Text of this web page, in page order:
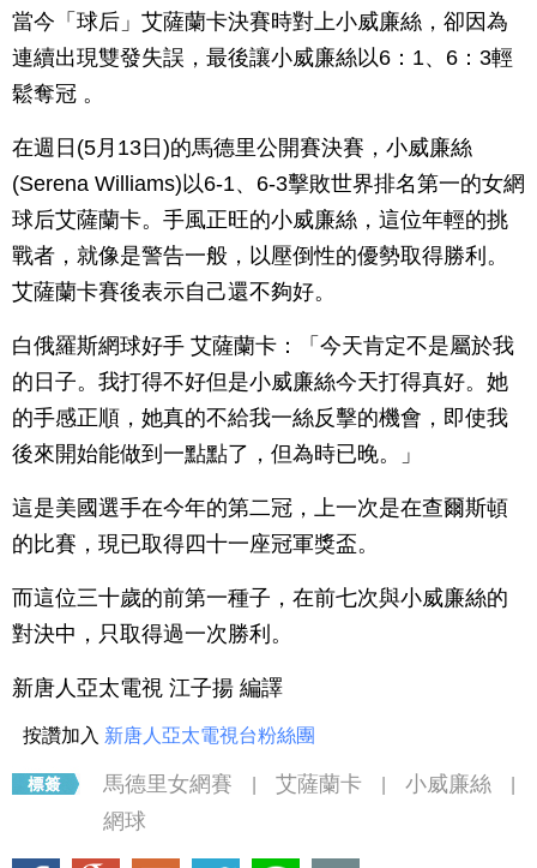
當今「球后」艾薩蘭卡決賽時對上小威廉絲，卻因為
連續出現雙發失誤，最後讓小威廉絲以6：1、6：3輕
鬆奪冠 。
在週日(5月13日)的馬德里公開賽決賽，小威廉絲
(Serena Williams)以6-1、6-3擊敗世界排名第一的女網
球后艾薩蘭卡。手風正旺的小威廉絲，這位年輕的挑
戰者，就像是警告一般，以壓倒性的優勢取得勝利。
艾薩蘭卡賽後表示自己還不夠好。
白俄羅斯網球好手 艾薩蘭卡：「今天肯定不是屬於我
的日子。我打得不好但是小威廉絲今天打得真好。她
的手感正順，她真的不給我一絲反擊的機會，即使我
後來開始能做到一點點了，但為時已晚。」
這是美國選手在今年的第二冠，上一次是在查爾斯頓
的比賽，現已取得四十一座冠軍獎盃。
而這位三十歲的前第一種子，在前七次與小威廉絲的
對決中，只取得過一次勝利。
新唐人亞太電視 江子揚 編譯
按讚加入 新唐人亞太電視台粉絲團
馬德里女網賽 艾薩蘭卡 小威廉絲
網球